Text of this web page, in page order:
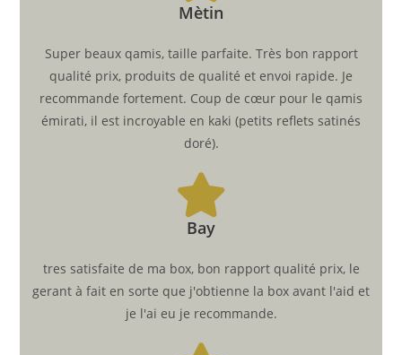
Mètin
Super beaux qamis, taille parfaite. Très bon rapport
qualité prix, produits de qualité et envoi rapide. Je
recommande fortement. Coup de cœur pour le qamis
émirati, il est incroyable en kaki (petits reflets satinés
doré).
Bay
tres satisfaite de ma box, bon rapport qualité prix, le
gerant à fait en sorte que j'obtienne la box avant l'aid et
je l'ai eu je recommande.